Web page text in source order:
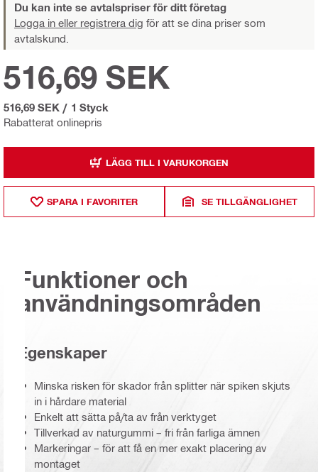
Du kan inte se avtalspriser för ditt företag
Logga in eller registrera dig för att se dina priser som
avtalskund.
Rabatterat onlinepris
516,69 SEK
516,69 SEK / 1 Styck
LÄGG TILL I VARUKORGEN
SPARA I FAVORITER SE TILLGÄNGLIGHET
Funktioner och
användningsområden
Egenskaper
Minska risken för skador från splitter när spiken skjuts
in i hårdare material
Enkelt att sätta på/ta av från verktyget
Tillverkad av naturgummi – fri från farliga ämnen
Markeringar – för att få en mer exakt placering av
montaget